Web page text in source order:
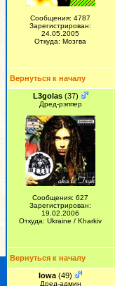
Сообщения: 4787
Зарегистрирован:
24.05.2005
Откуда: Мозгва
Вернуться к началу
L3golas(37)
Дред-рэппер
Сообщения: 627
Зарегистрирован:
19.02.2006
Откуда: Ukraine / Kharkiv
Вернуться к началу
Iowa (49)
Дред-админ